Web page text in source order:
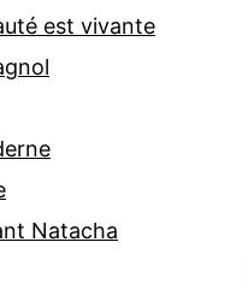
est vivante
Natacha